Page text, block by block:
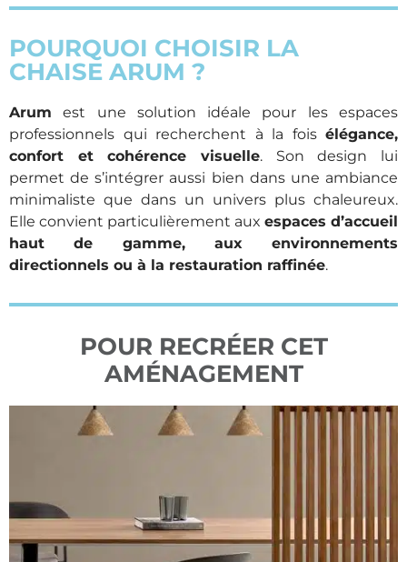
POURQUOI CHOISIR LA
CHAISE ARUM ?
Arum est une solution idéale pour les espaces
professionnels qui recherchent à la fois élégance,
confort et cohérence visuelle. Son design lui
permet de s’intégrer aussi bien dans une ambiance
minimaliste que dans un univers plus chaleureux.
Elle convient particulièrement aux espaces d’accueil
haut de gamme, aux environnements
directionnels ou à la restauration raffinée.
POUR RECRÉER CET
AMÉNAGEMENT